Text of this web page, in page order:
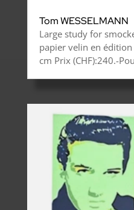
Tom WESSELMANN
Large study for
papier velin en
cm Prix (CHF):240.-